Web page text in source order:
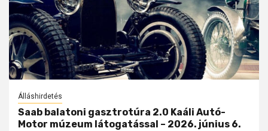
Álláshirdetés
Saab balatoni gasztrotúra 2.0 Kaáli Autó-
Motor múzeum látogatással – 2026. június 6.